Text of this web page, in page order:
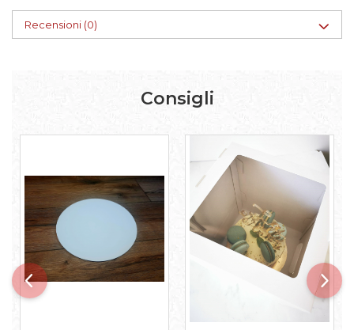
Recensioni (0)
Consigli